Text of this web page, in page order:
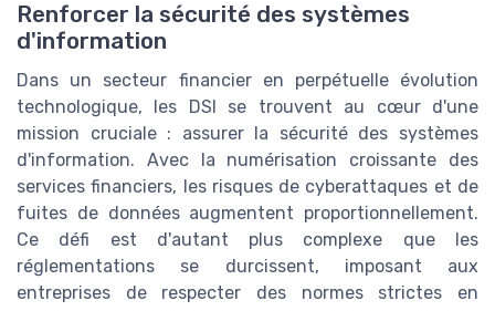
Renforcer la sécurité des systèmes
d'information
Dans un secteur financier en perpétuelle évolution
technologique, les DSI se trouvent au cœur d'une
mission cruciale : assurer la sécurité des systèmes
d'information. Avec la numérisation croissante des
services financiers, les risques de cyberattaques et de
fuites de données augmentent proportionnellement.
Ce défi est d'autant plus complexe que les
réglementations se durcissent, imposant aux
entreprises de respecter des normes strictes en